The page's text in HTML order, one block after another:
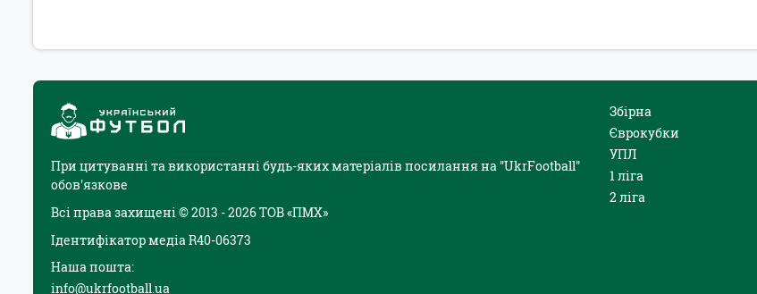
При цитуванні та використанні будь-яких матеріалів посилання на "UkrFootball"
обов'язкове
Всі права захищені © 2013 - 2026 ТОВ «ПМХ»
Ідентифікатор медіа R40-06373
Наша пошта:
info@ukrfootball.ua
Збірна
Єврокубки
УПЛ
1 ліга
2 ліга